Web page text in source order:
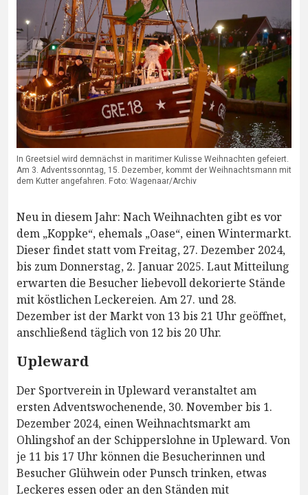
In Greetsiel wird demnächst in maritimer Kulisse Weihnachten gefeiert.
Am 3. Adventssonntag, 15. Dezember, kommt der Weihnachtsmann mit
dem Kutter angefahren. Foto: Wagenaar/Archiv
Neu in diesem Jahr: Nach Weihnachten gibt es vor
dem „Koppke“, ehemals „Oase“, einen Wintermarkt.
Dieser findet statt vom Freitag, 27. Dezember 2024,
bis zum Donnerstag, 2. Januar 2025. Laut Mitteilung
erwarten die Besucher liebevoll dekorierte Stände
mit köstlichen Leckereien. Am 27. und 28.
Dezember ist der Markt von 13 bis 21 Uhr geöffnet,
anschließend täglich von 12 bis 20 Uhr.
Upleward
Der Sportverein in Upleward veranstaltet am
ersten Adventswochenende, 30. November bis 1.
Dezember 2024, einen Weihnachtsmarkt am
Ohlingshof an der Schipperslohne in Upleward. Von
je 11 bis 17 Uhr können die Besucherinnen und
Besucher Glühwein oder Punsch trinken, etwas
Leckeres essen oder an den Ständen mit